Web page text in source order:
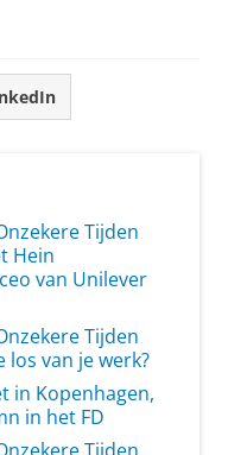
Tijden
Hein
van Unilever
Tijden
los van je werk?
in Kopenhagen,
in het FD